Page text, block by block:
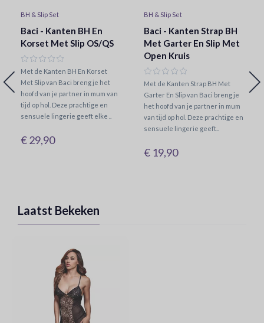
BH & Slip Set
Baci - Kanten BH En
Korset Met Slip OS/QS
Met de Kanten BH En Korset
Met Slip van Baci breng je het
hoofd van je partner in mum van
tijd op hol. Deze prachtige en
sensuele lingerie geeft elke ..
€ 29,90
BH & Slip Set
Baci - Kanten Strap BH
Met Garter En Slip Met
Open Kruis
Met de Kanten Strap BH Met
Garter En Slip van Baci breng je
het hoofd van je partner in mum
van tijd op hol. Deze prachtige en
sensuele lingerie geeft..
€ 19,90
Laatst Bekeken